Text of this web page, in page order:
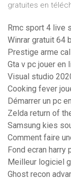
gratuites en
Rmc sport 4 live
Winrar gratuit 64
Prestige arme
Gta v pc jouer en
Visual studio
Cooking fever
Démarrer un pc
Zelda return of
Samsung kies
Comment faire
Fond ecran harry
Meilleur logiciel
Ghost recon